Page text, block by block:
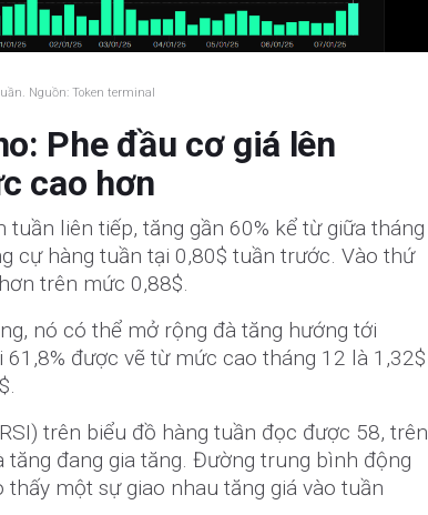
Nguồn: Token terminal
Phe đầu cơ giá lên
cao hơn
tuần liên tiếp, tăng gần 60% kể từ giữa tháng
cự hàng tuần tại 0,80$ tuần trước. Vào thứ
trên mức 0,88$.
nó có thể mở rộng đà tăng hướng tới
được vẽ từ mức cao tháng 12 là 1,32$
trên biểu đồ hàng tuần đọc được 58, trên
đang gia tăng. Đường trung bình động
một sự giao nhau tăng giá vào tuần